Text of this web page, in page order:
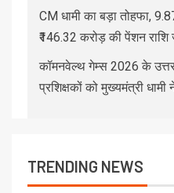
CM धामी का बड़ा तोहफा,
₹146.32 करोड़ की पेंशन राशि
कॉमनवेल्थ गेम्स 2026 के
प्रशिक्षकों को मुख्यमंत्री धामी
TRENDING NEWS